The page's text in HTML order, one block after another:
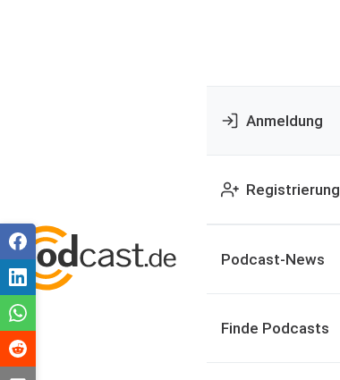
Anmeldung
Registrierung
Podcast-News
Finde Podcasts